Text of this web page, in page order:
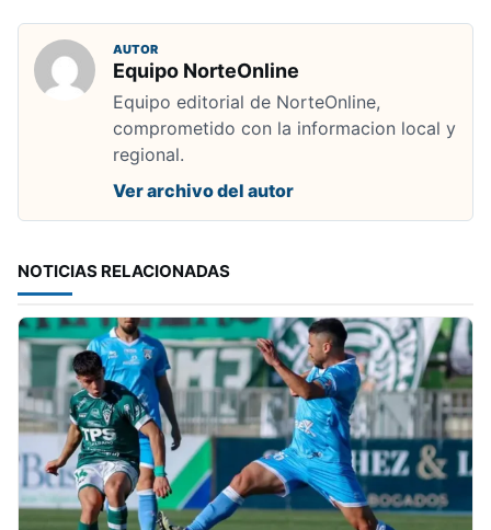
AUTOR
Equipo NorteOnline
Equipo editorial de NorteOnline,
comprometido con la informacion local y
regional.
Ver archivo del autor
NOTICIAS RELACIONADAS